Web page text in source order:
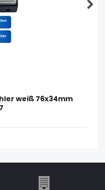
weiß 76x34mm